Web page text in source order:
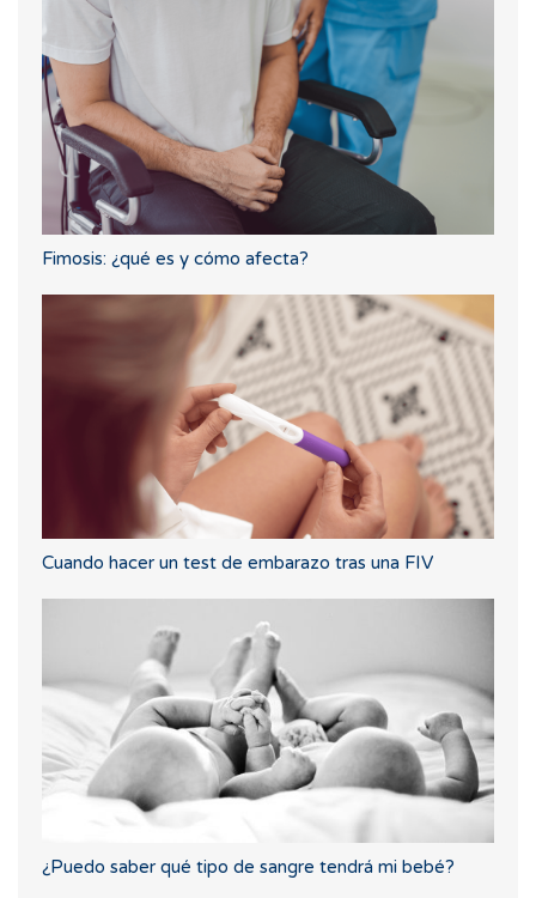
Fimosis: ¿qué es y cómo afecta?
Cuando hacer un test de embarazo tras una FIV
¿Puedo saber qué tipo de sangre tendrá mi bebé?